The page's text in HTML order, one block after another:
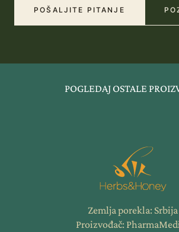
POŠALJITE PITANJE
POGLEDAJ OSTALE
Zemlja porekla: Srbija
Proizvođač: